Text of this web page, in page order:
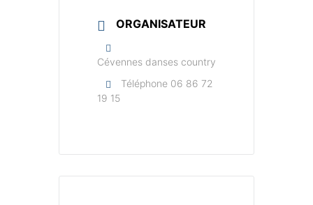
ORGANISATEUR
Cévennes danses country
Téléphone 06 86 72
19 15